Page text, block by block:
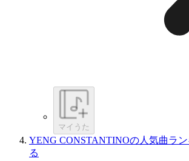
マイうた
YENG CONSTANTINOの人気曲ラ
る